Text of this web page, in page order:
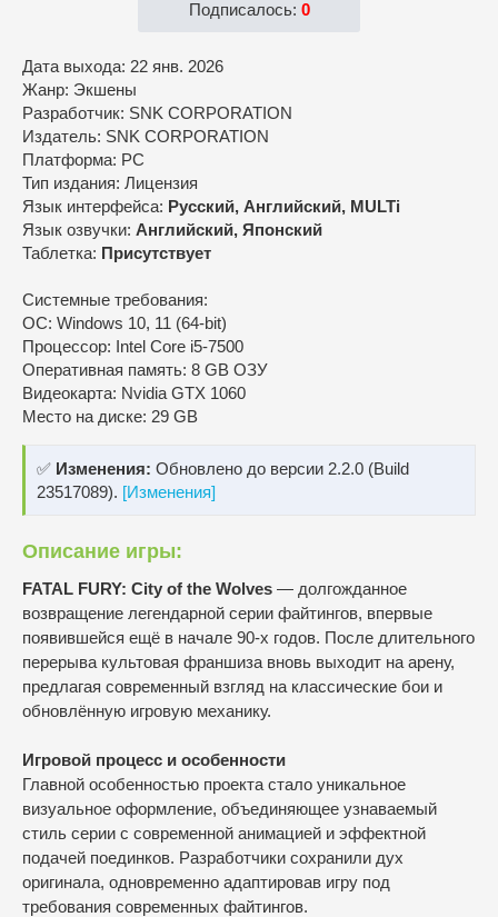
Подписалось: 0
Дата выхода: 22 янв. 2026
Жанр: Экшены
Разработчик: SNK CORPORATION
Издатель: SNK CORPORATION
Платформа: PC
Тип издания: Лицензия
Язык интерфейса: Русский, Английский, MULTi
Язык озвучки: Английский, Японский
Таблетка: Присутствует
Системные требования:
ОС: Windows 10, 11 (64-bit)
Процессор: Intel Core i5-7500
Оперативная память: 8 GB ОЗУ
Видеокарта: Nvidia GTX 1060
Место на диске: 29 GB
✅ Изменения: Обновлено до версии 2.2.0 (Build
23517089). [Изменения]
Описание игры:
FATAL FURY: City of the Wolves — долгожданное
возвращение легендарной серии файтингов, впервые
появившейся ещё в начале 90-х годов. После длительного
перерыва культовая франшиза вновь выходит на арену,
предлагая современный взгляд на классические бои и
обновлённую игровую механику.
Игровой процесс и особенности
Главной особенностью проекта стало уникальное
визуальное оформление, объединяющее узнаваемый
стиль серии с современной анимацией и эффектной
подачей поединков. Разработчики сохранили дух
оригинала, одновременно адаптировав игру под
требования современных файтингов.